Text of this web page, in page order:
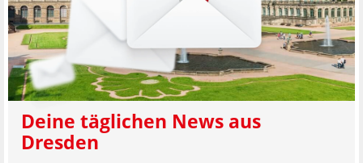
Deine täglichen News aus
Dresden